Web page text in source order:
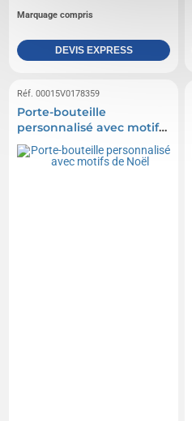
Marquage compris
DEVIS EXPRESS
Réf. 00015V0178359
Porte-bouteille
personnalisé avec motifs
de Noël